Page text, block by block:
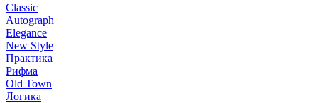
Classic
Autograph
Elegance
New Style
Практика
Рифма
Old Town
Логика